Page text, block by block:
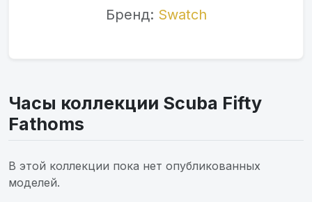
Бренд: Swatch
Часы коллекции Scuba Fifty
Fathoms
В этой коллекции пока нет опубликованных
моделей.